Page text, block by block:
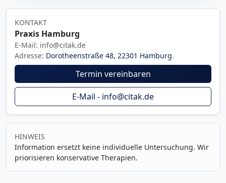
KONTAKT
Praxis Hamburg
E-Mail: info@citak.de
Adresse: Dorotheenstraße 48, 22301 Hamburg.
Termin vereinbaren
E-Mail - info@citak.de
HINWEIS
Information ersetzt keine individuelle Untersuchung. Wir
priorisieren konservative Therapien.